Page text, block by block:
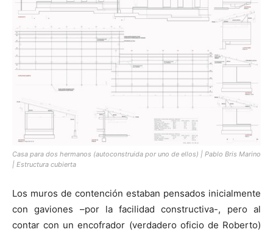
Casa para dos hermanos (autoconstruida por uno de ellos) | Pablo Bris Marino
| Estructura cubierta
Los muros de contención estaban pensados inicialmente
con gaviones –por la facilidad constructiva-, pero al
contar con un encofrador (verdadero oficio de Roberto)